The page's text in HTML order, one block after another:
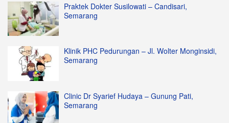
Praktek Dokter Susilowati – Candisari,
Semarang
Klinik PHC Pedurungan – Jl. Wolter Monginsidi,
Semarang
Clinic Dr Syarief Hudaya – Gunung Pati,
Semarang